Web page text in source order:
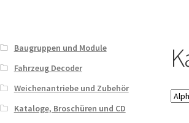
Baugruppen und Module
Fahrzeug Decoder
Weichenantriebe und Zubehör
Kataloge, Broschüren und CD